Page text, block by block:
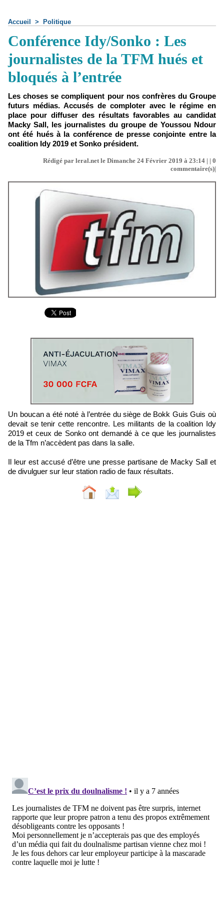
Accueil > Politique
Conférence Idy/Sonko : Les
journalistes de la TFM hués et
bloqués à l’entrée
Les choses se compliquent pour nos confrères du Groupe
futurs médias. Accusés de comploter avec le régime en
place pour diffuser des résultats favorables au candidat
Macky Sall, les journalistes du groupe de Youssou Ndour
ont été hués à la conférence de presse conjointe entre la
coalition Idy 2019 et Sonko président.
Rédigé par leral.net le Dimanche 24 Février 2019 à 23:14 | | 0
commentaire(s)|
Un boucan a été noté à l’entrée du siège de Bokk Guis Guis où
devait se tenir cette rencontre. Les militants de la coalition Idy
2019 et ceux de Sonko ont demandé à ce que les journalistes
de la Tfm n’accèdent pas dans la salle.
Il leur est accusé d’être une presse partisane de Macky Sall et
de divulguer sur leur station radio de faux résultats.